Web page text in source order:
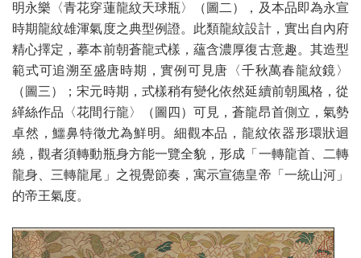
明永樂〈青花穿蓮龍紋天球瓶〉（圖二），及本品即為永宣
時期龍紋雄渾氣度之典型例證。此類龍紋設計，實出自內府
精心擇定，摹本前朝蒼龍式樣，蘊含濃厚復古意趣。其造型
範式可追溯至盛唐時期，實例可見唐〈千秋萬春龍紋鏡〉
（圖三）；宋元時期，式樣稍有變化依然延續前朝風格，從
緙絲作品〈花間行龍〉（圖四）可見，蒼龍昂首側立，氣勢
卓然，鱷鼻特徵尤為鮮明。細觀本品，龍紋依器形環狀迴
繞，觀者須轉動瓶身方能一覽全貌，形成「一轉龍首、二轉
龍身、三轉龍尾」之視覺節奏，寓示宣德皇帝「一統山河」
的帝王氣度。